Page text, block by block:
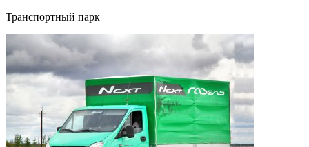
Транспортный парк